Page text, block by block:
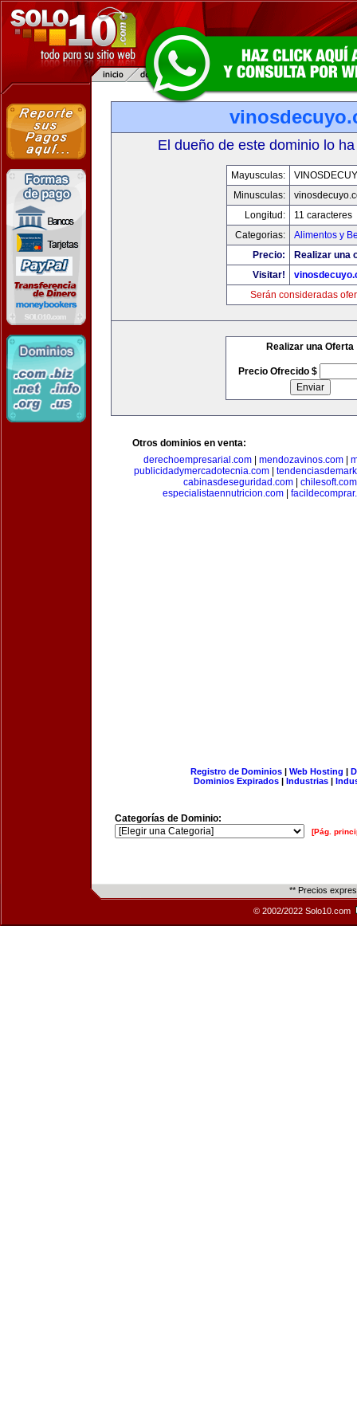
El dueño de este dominio lo
Mayusculas:
Minusculas:
Longitud:
11 caracteres
Categorias:
Alimentos y
Precio:
Realizar una
Visitar!
Serán consideradas
Realizar una Oferta
Precio Ofrecido $
Otros dominios en venta:
derechoempresarial.com
mendozavinos.com
publicidadymercadotecnia.com|
cabinasdeseguridad.com| chilesoft.com
especialistaennutricion.com|
Registro de Dominios| Web Hosting |
Dominios Expirados | Industrias |
Categorías de Dominio:
[Pág.
** Precios
© 2002/2022 Solo10.com